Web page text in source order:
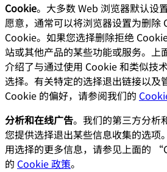
Cookie。大多数 Web 浏览器默认设
愿意，通常可以将浏览器设置为删除
Cookie。如果您选择删除拒绝
站或其他产品的某些功能或服务。
介绍了与通过使用 Cookie 和类似技
选择。有关特定的选择退出链接以及
Cookie 的偏好，请参阅我们的
分析和在线广告。我们的第三方分析
您提供选择退出某些信息收集的选项
用选择的更多信息，请参见上面的
的 Cookie 政策。